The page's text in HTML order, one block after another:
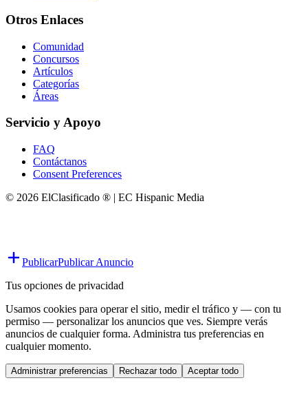
Otros Enlaces
Comunidad
Concursos
Artículos
Categorías
Áreas
Servicio y Apoyo
FAQ
Contáctanos
Consent Preferences
© 2026 ElClasificado ® | EC Hispanic Media
PublicarPublicar Anuncio
Tus opciones de privacidad
Usamos cookies para operar el sitio, medir el tráfico y — con tu
permiso — personalizar los anuncios que ves. Siempre verás
anuncios de cualquier forma. Administra tus preferencias en
cualquier momento.
Administrar preferencias Rechazar todo Aceptar todo